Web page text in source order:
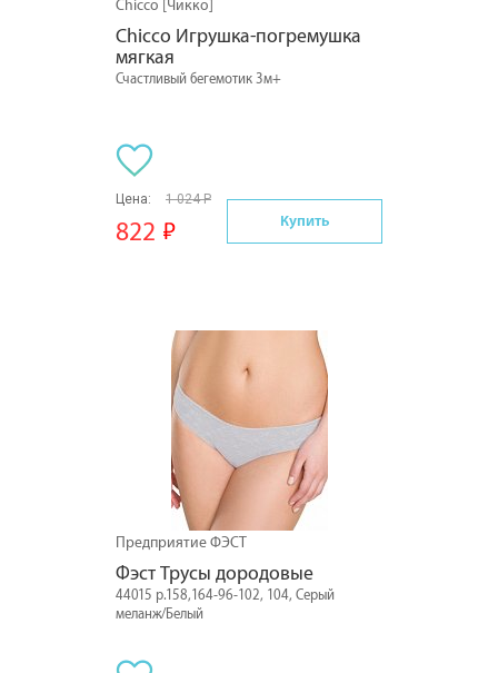
Chicco [Чикко]
Chicco Игрушка-погремушка
мягкая
Счастливый бегемотик 3м+
Цена: 1 024 Р
822 Купить
Предприятие ФЭСТ
Фэст Трусы дородовые
44015 р.158,164-96-102, 104, Серый
меланж/Белый